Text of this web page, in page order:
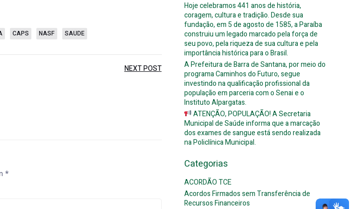
CAPS NASF SAUDE
NEXT POST
*
Hoje celebramos 441 anos de história,
coragem, cultura e tradição. Desde sua
fundação, em 5 de agosto de 1585, a Paraíba
construiu um legado marcado pela força de
seu povo, pela riqueza de sua cultura e pela
importância histórica para o Brasil.
A Prefeitura de Barra de Santana, por meio do
programa Caminhos do Futuro, segue
investindo na qualificação profissional da
população em parceria com o Senai e o
Instituto Alpargatas.
ATENÇÃO, POPULAÇÃO! A Secretaria
Municipal de Saúde informa que a marcação
dos exames de sangue está sendo realizada
na Policlínica Municipal.
Categorias
ACORDÃO TCE
Acordos Firmados sem Transferência de
Recursos Financeiros